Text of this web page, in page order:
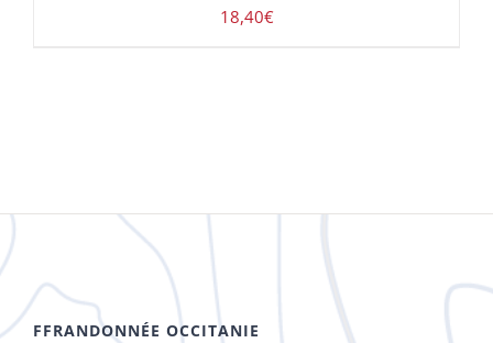
18,40€
FFRANDONNÉE OCCITANIE